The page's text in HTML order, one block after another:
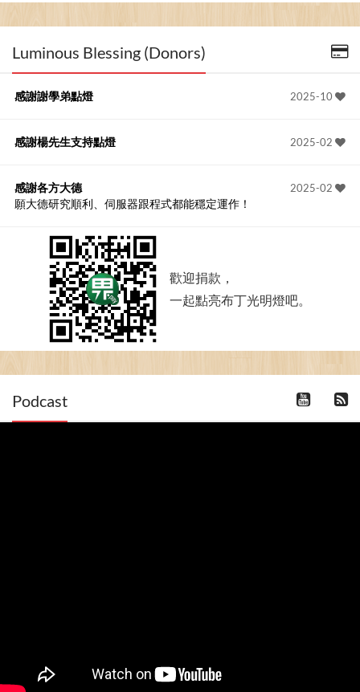
Luminous Blessing (Donors)
2025-10
感謝謝學弟點燈
2025-02
感謝楊先生支持點燈
2025-02
感謝各方大德
願大德研究順利、伺服器跟程式都能穩定運作！
歡迎捐款，
一起點亮布丁光明燈吧。
Podcast